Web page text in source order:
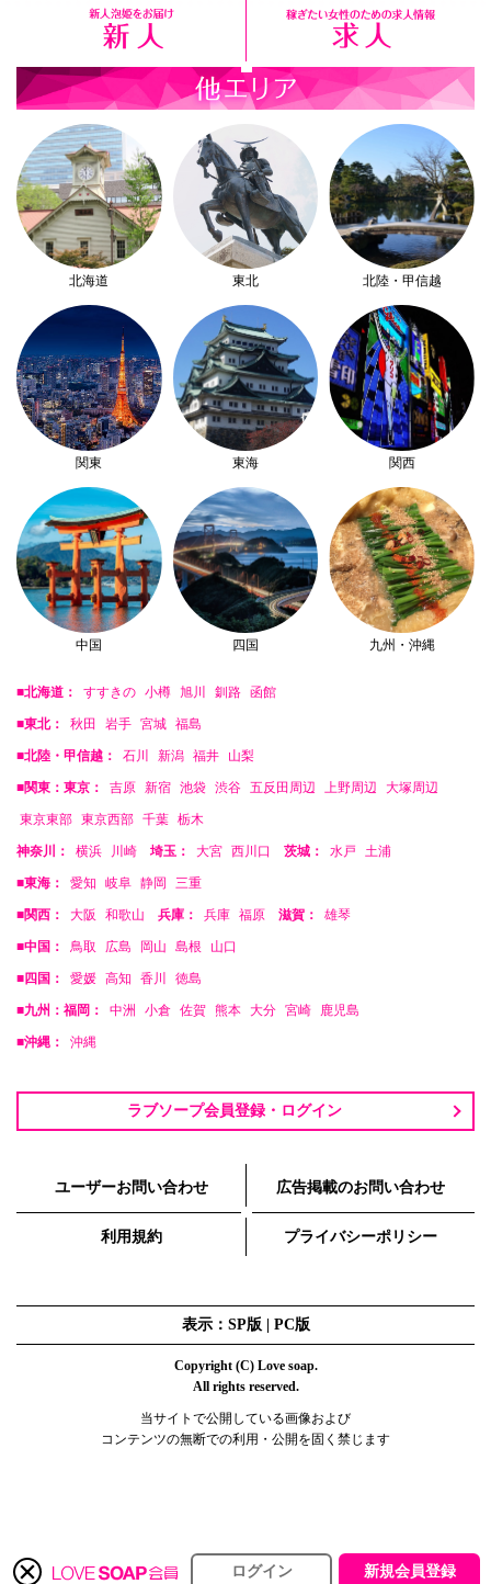
北海道 東北 北陸・甲信越
関東 東海 関西
中国 四国 九州・沖縄
■北海道： すすきの 小樽 旭川 釧路 函館
■東北： 秋田 岩手 宮城 福島
■北陸・甲信越： 石川 新潟 福井 山梨
■関東：東京： 吉原 新宿 池袋 渋谷 五反田周辺 上野周辺 大塚周辺
東京東部 東京西部 千葉 栃木
神奈川： 横浜 川崎 埼玉： 大宮 西川口 茨城： 水戸 土浦
■東海： 愛知 岐阜 静岡 三重
■関西： 大阪 和歌山 兵庫： 兵庫 福原 滋賀： 雄琴
■中国： 鳥取 広島 岡山 島根 山口
■四国： 愛媛 高知 香川 徳島
■九州：福岡： 中洲 小倉 佐賀 熊本 大分 宮崎 鹿児島
■沖縄： 沖縄
ラブソープ会員登録・ログイン
ユーザーお問い合わせ 広告掲載のお問い合わせ
利用規約 プライバシーポリシー
表示：SP版 | PC版
Copyright (C) Love soap.
All rights reserved.
当サイトで公開している画像および
コンテンツの無断での利用・公開を固く禁じます
ログイン 新規会員登録